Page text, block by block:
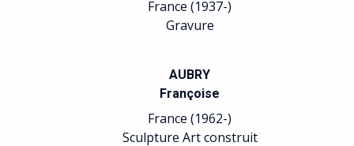
France (1937-)
Gravure
AUBRY
Françoise
France (1962-)
Sculpture Art construit